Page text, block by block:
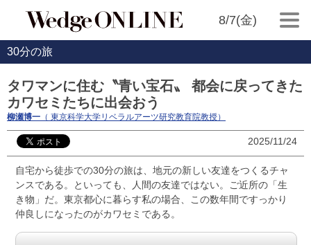
8/7(金)
30分の旅
タワマンに住む〝青い宝石〟 都会に戻ってきた
カワセミたちに出会おう
柳瀬博一 （ 東京科学大学リベラルアーツ研究教育院教授）
2025/11/24
自宅から徒歩での30分の旅は、地元の新しい友達をつくるチャ
ンスである。といっても、人間の友達ではない。ご近所の「生
き物」だ。東京都心に暮らす私の場合、この数年間ですっかり
仲良しになったのがカワセミである。